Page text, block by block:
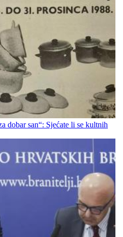
dobar san“: Sjećate li se kultnih